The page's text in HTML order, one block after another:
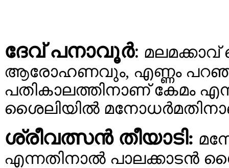
ദേവ് പനാവൂര്‍:
ആരോഹണവും, എണ്ണം
പതികാലത്തിനാണ് കേമം
ശൈലിയില്‍
ശ്രീവത്സന്‍ തീയാടി:
എന്നതിനാല്‍ പാലക്കാടന്‍